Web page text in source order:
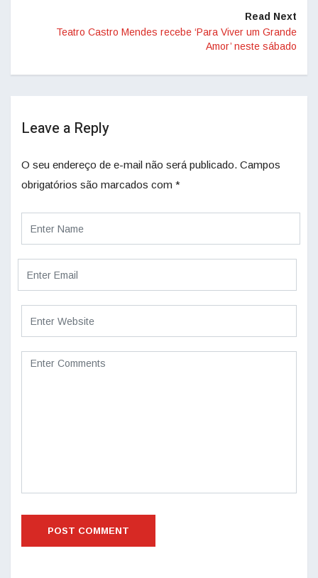
Read Next
Teatro Castro Mendes recebe ‘Para Viver um Grande
Amor’ neste sábado
Leave a Reply
O seu endereço de e-mail não será publicado. Campos
obrigatórios são marcados com *